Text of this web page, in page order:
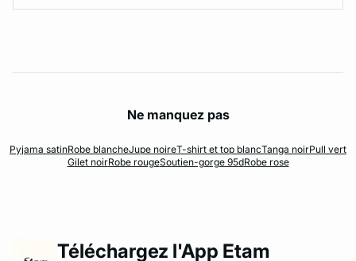
Ne manquez pas
Pyjama satinRobe blancheJupe noireT-shirt et top blancTanga noirPull vert
Gilet noirRobe rougeSoutien-gorge 95dRobe rose
Téléchargez l'App Etam